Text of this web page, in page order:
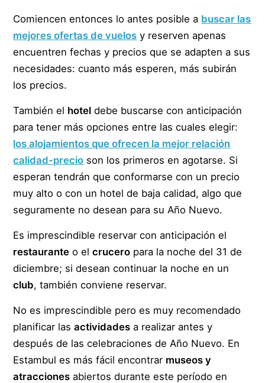
Comiencen entonces lo antes posible a buscar las
mejores ofertas de vuelos y reserven apenas
encuentren fechas y precios que se adapten a sus
necesidades: cuanto más esperen, más subirán
los precios.
También el hotel debe buscarse con anticipación
para tener más opciones entre las cuales elegir:
los alojamientos que ofrecen la mejor relación
calidad-precio son los primeros en agotarse. Si
esperan tendrán que conformarse con un precio
muy alto o con un hotel de baja calidad, algo que
seguramente no desean para su Año Nuevo.
Es imprescindible reservar con anticipación el
restaurante o elcrucero para la noche del 31 de
diciembre; si desean continuar la noche en un
club, también conviene reservar.
No es imprescindible pero es muy recomendado
planificar lasactividades a realizar antes y
después de las celebraciones de Año Nuevo. En
Estambul es más fácil encontrar museos y
atracciones abiertos durante este período en